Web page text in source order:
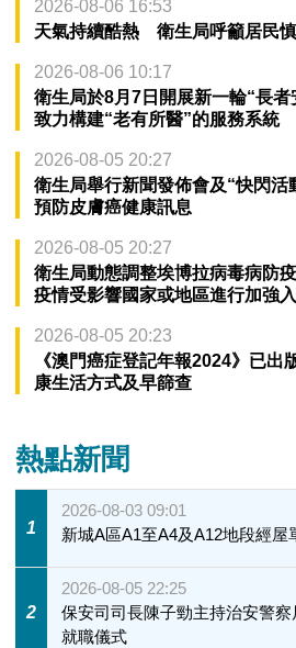
2026-08-06 16:53
天氣持續酷熱 衛生局呼籲居民
2026-08-06 10:17
衛生局於8月7日開展新一輪“長者
致力構建“老有所醫”的服務系統
2026-08-05 20:27
衛生局舉行新聞發佈會及“快閃活
預防皮膚癌健康訊息
2026-08-05 20:27
衛生局動態調整埃博拉病毒病防
疫情受影響國家或地區進行加強
2026-08-05 20:23
《澳門癌症登記年報2024》已出
康生活方式及早篩查
熱點新聞
1
2026-08-03 09:01
新城A區A1至A4及A12地段經屋
2
2026-08-05 22:25
保安司司長陳子勁主持治安警
就職儀式